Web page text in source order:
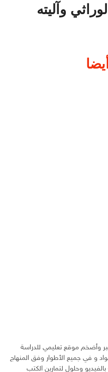
وآليته
وأضخم موقع تعليمي للدراسة
و في جميع الأطوار وفق المنهاج
وحلول لتمارين الكتب